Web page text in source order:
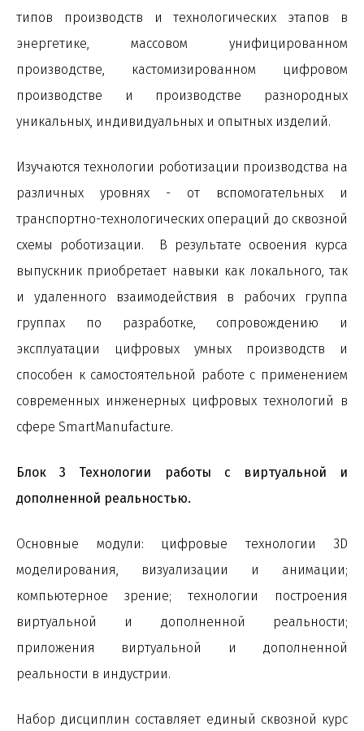
типов производств и технологических этапов в
энергетике, массовом унифицированном
производстве, кастомизированном цифровом
производстве и производстве разнородных
уникальных, индивидуальных и опытных изделий.
Изучаются технологии роботизации производства на
различных уровнях - от вспомогательных и
транспортно-технологических операций до сквозной
схемы роботизации. В результате освоения курса
выпускник приобретает навыки как локального, так
и удаленного взаимодействия в рабочих группа
группах по разработке, сопровождению и
эксплуатации цифровых умных производств и
способен к самостоятельной работе с применением
современных инженерных цифровых технологий в
сфере SmartManufacture.
Блок 3 Технологии работы с виртуальной и
дополненной реальностью.
Основные модули: цифровые технологии 3D
моделирования, визуализации и анимации;
компьютерное зрение; технологии построения
виртуальной и дополненной реальности;
приложения виртуальной и дополненной
реальности в индустрии.
Набор дисциплин составляет единый сквозной курс